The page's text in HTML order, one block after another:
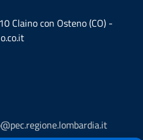
Claino con Osteno (CO) -